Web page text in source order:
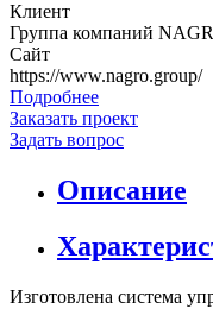
Клиент
Группа компаний
Сайт
https://www.nagro.group/
Подробнее
Заказать проект
Задать вопрос
Описание
Изготовлена система